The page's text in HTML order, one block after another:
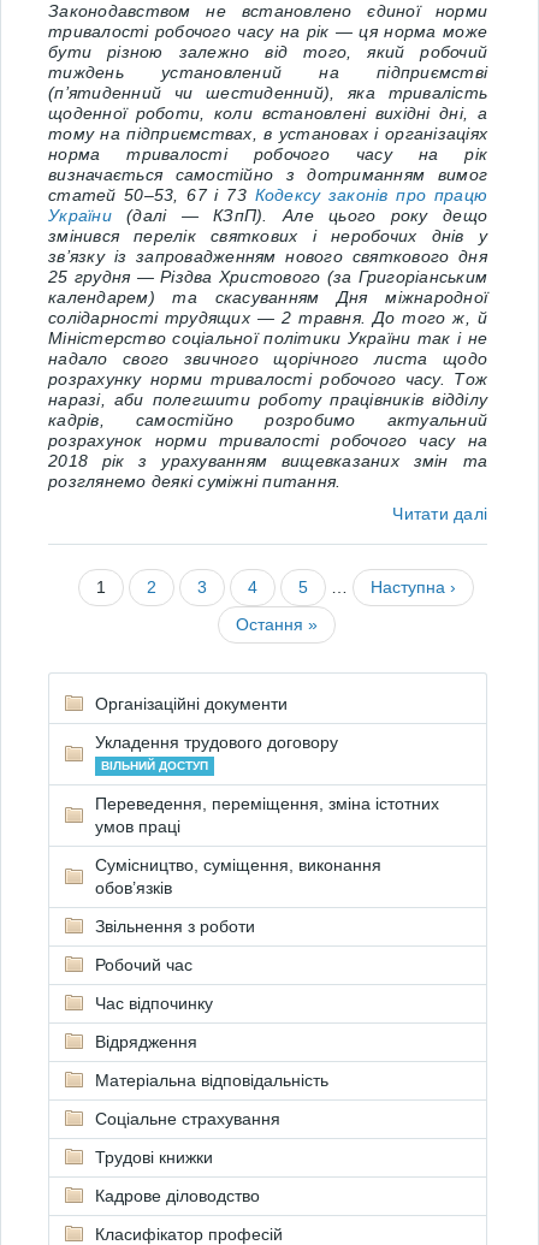
Законодавством не встановлено єдиної норми
тривалості робочого часу на рік — ця норма може
бути різною залежно від того, який робочий
тиждень установлений на підприємстві
(п’ятиденний чи шестиденний), яка тривалість
щоденної роботи, коли встановлені вихідні дні, а
тому на підприємствах, в установах і організаціях
норма тривалості робочого часу на рік
визначається самостійно з дотриманням вимог
статей 50–53, 67 i 73 Кодексу законів про працю
України(далі — КЗпП). Але цього року дещо
змінився перелік святкових і неробочих днів у
зв’язку із запровадженням нового святкового дня
25 грудня — Різдва Христового (за Григоріанським
календарем) та скасуванням Дня міжнародної
солідарності трудящих — 2 травня. До того ж, й
Міністерство соціальної політики України так і не
надало свого звичного щорічного листа щодо
розрахунку норми тривалості робочого часу. Тож
наразі, аби полегшити роботу працівників відділу
кадрів, самостійно розробимо актуальний
розрахунок норми тривалості робочого часу на
2018 рік з урахуванням вищевказаних змін та
розглянемо деякі суміжні питання.
Читати далі
1 2 3 4 5
Наступна ›
Остання »
Організаційні документи
Укладення трудового договору
ВІЛЬНИЙ ДОСТУП
Переведення, переміщення, зміна істотних
умов праці
Сумісництво, суміщення, виконання
обов’язків
Звільнення з роботи
Робочий час
Час відпочинку
Відрядження
Матеріальна відповідальність
Соціальне страхування
Трудові книжки
Кадрове діловодство
Класифікатор професій